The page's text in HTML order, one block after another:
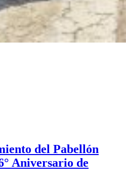
del Pabellón
Aniversario de